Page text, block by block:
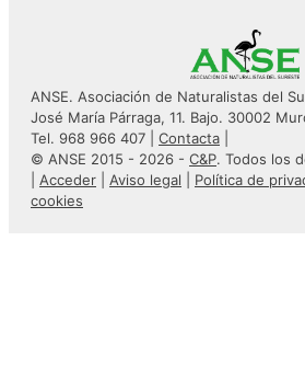
ANSE. Asociación de Naturalistas del
José María Párraga, 11. Bajo. 30002
Tel. 968 966 407 | Contacta
© ANSE 2015 - 2026 - C&P. Todos los
Acceder Aviso legal Política de
cookies